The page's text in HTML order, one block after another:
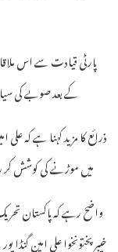
پارٹی قیادت سے اس
کے بعد صوبے کی
ذرائع کا مزید کہنا ہے کہ
میں موڑنے کی کوشش
واضح رہے کہ پاکستان
خیبرپختونخوا علی امین